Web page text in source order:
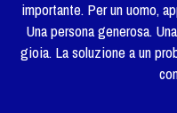
importante. Per un uomo,
Una persona generosa.
gioia. La soluzione a un